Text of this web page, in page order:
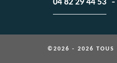
04 82 29 44 53
©2026 - 2026 TOUS